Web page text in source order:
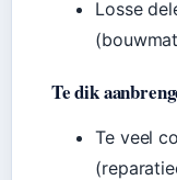
Losse
Te dik
Te veel